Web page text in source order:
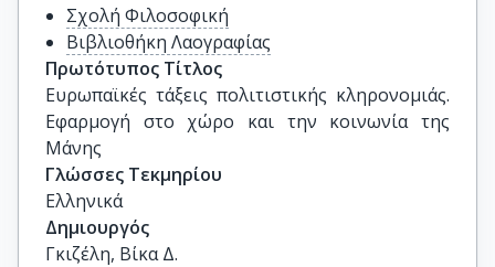
Σχολή Φιλοσοφική
Βιβλιοθήκη Λαογραφίας
Πρωτότυπος Τίτλος
Ευρωπαϊκές τάξεις πολιτιστικής κληρονομιάς.
Εφαρμογή στο χώρο και την κοινωνία της
Μάνης
Γλώσσες Τεκμηρίου
Ελληνικά
Δημιουργός
Γκιζέλη, Βίκα Δ.